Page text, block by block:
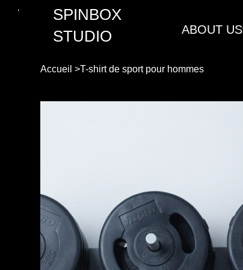
SPINBOX
STUDIO
ABOUT US
Accueil >T-shirt de sport pour hommes